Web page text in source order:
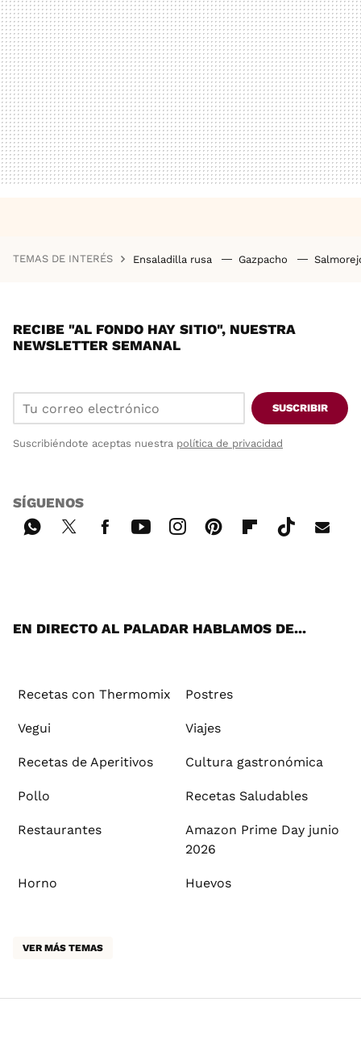
TEMAS DE INTERÉS Ensaladilla rusa Gazpacho
RECIBE "AL FONDO HAY SITIO", NUESTRA
NEWSLETTER SEMANAL
SUSCRIBIR
Suscribiéndote aceptas nuestra política de privacidad
SÍGUENOS
EN DIRECTO AL PALADAR HABLAMOS DE...
Recetas con Thermomix Postres
Vegui Viajes
Recetas de Aperitivos Cultura gastronómica
Pollo Recetas Saludables
Restaurantes
Amazon Prime Day junio
2026
Horno Huevos
VER MÁS TEMAS